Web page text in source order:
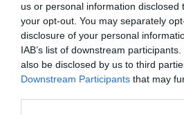
us or personal information disclosed
your opt-out. You may separately
disclosure of your personal
IAB’s list of downstream
also be disclosed by us to third
Downstream Participants that may
Controlat unincendi de palets i
exterior d'una empresa del
Alberic , ubicada a la carretera